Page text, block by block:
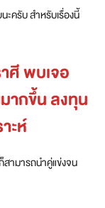
ครับ สำหรับเรื่องนี้
ศี พบเจอ
ากขึ้น ลงทุน
ะห์
ามารถนำคู่แข่งจน